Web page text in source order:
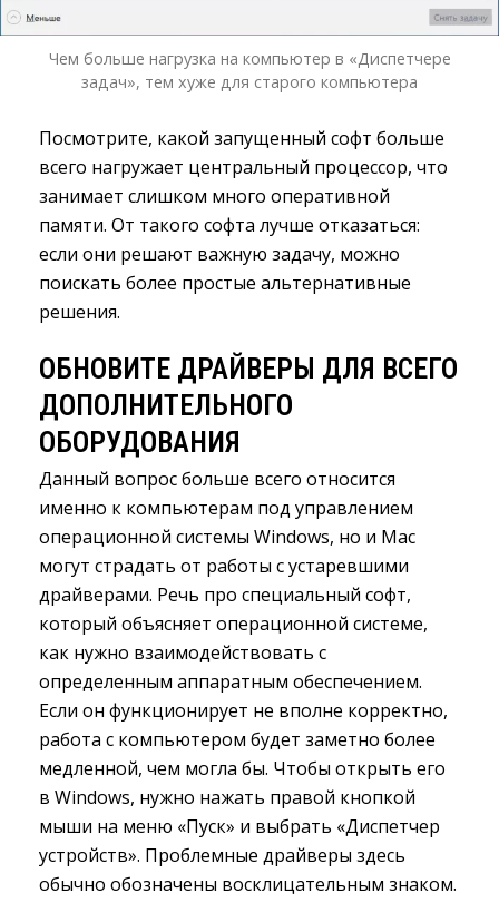
Чем больше нагрузка на компьютер в «Диспетчере
задач», тем хуже для старого компьютера
Посмотрите, какой запущенный софт больше
всего нагружает центральный процессор, что
занимает слишком много оперативной
памяти. От такого софта лучше отказаться:
если они решают важную задачу, можно
поискать более простые альтернативные
решения.
ОБНОВИТЕ ДРАЙВЕРЫ ДЛЯ ВСЕГО
ДОПОЛНИТЕЛЬНОГО
ОБОРУДОВАНИЯ
Данный вопрос больше всего относится
именно к компьютерам под управлением
операционной системы Windows, но и Mac
могут страдать от работы с устаревшими
драйверами. Речь про специальный софт,
который объясняет операционной системе,
как нужно взаимодействовать с
определенным аппаратным обеспечением.
Если он функционирует не вполне корректно,
работа с компьютером будет заметно более
медленной, чем могла бы. Чтобы открыть его
в Windows, нужно нажать правой кнопкой
мыши на меню «Пуск» и выбрать «Диспетчер
устройств». Проблемные драйверы здесь
обычно обозначены восклицательным знаком.